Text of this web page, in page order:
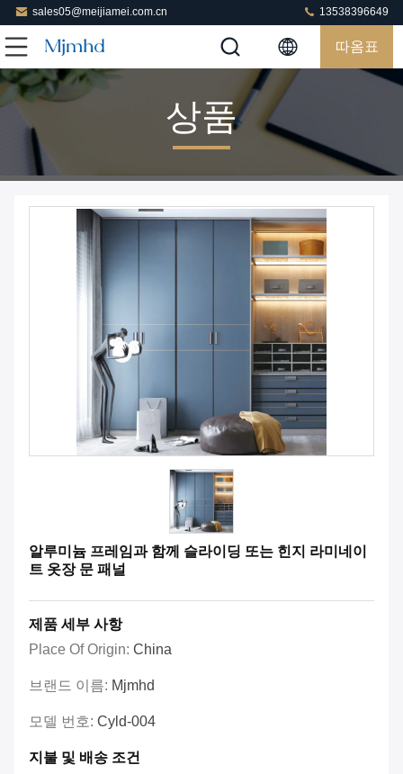
sales05@meijiamei.com.cn 13538396649
따옴표
상품
알루미늄 프레임과 함께 슬라이딩 또는 힌지 라미네이
트 옷장 문 패널
제품 세부 사항
Place Of Origin: China
브랜드 이름: Mjmhd
모델 번호: Cyld-004
지불 및 배송 조건